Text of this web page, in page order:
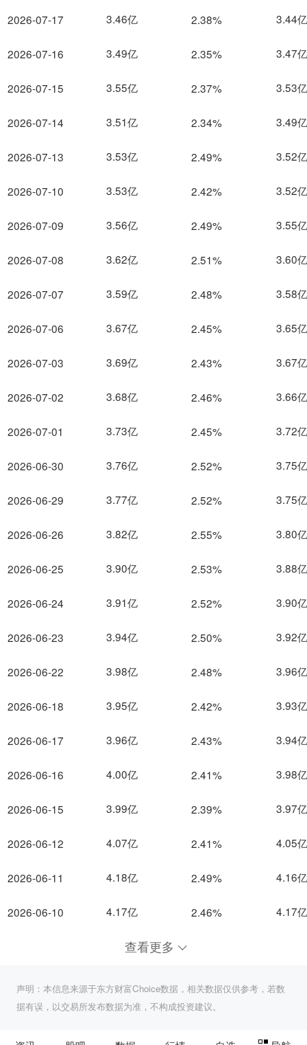
2026-07-17
2026-07-16
2026-07-15
2026-07-14
2026-07-13
2026-07-10
2026-07-09
2026-07-08
2026-07-07
2026-07-06
2026-07-03
2026-07-02
2026-07-01
2026-06-30
2026-06-29
2026-06-26
2026-06-25
2026-06-24
2026-06-23
2026-06-22
2026-06-18
2026-06-17
2026-06-16
2026-06-15
2026-06-12
2026-06-11
2026-06-10
3.46亿 2.38% 3.44亿
3.49亿 2.35% 3.47亿
3.55亿 2.37% 3.53亿
3.51亿 2.34% 3.49亿
3.53亿 2.49% 3.52亿
3.53亿 2.42% 3.52亿
3.56亿 2.49% 3.55亿
3.62亿 2.51% 3.60亿
3.59亿 2.48% 3.58亿
3.67亿 2.45% 3.65亿
3.69亿 2.43% 3.67亿
3.68亿 2.46% 3.66亿
3.73亿 2.45% 3.72亿
3.76亿 2.52% 3.75亿
3.77亿 2.52% 3.75亿
3.82亿 2.55% 3.80亿
3.90亿 2.53% 3.88亿
3.91亿 2.52% 3.90亿
3.94亿 2.50% 3.92亿
3.98亿 2.48% 3.96亿
3.95亿 2.42% 3.93亿
3.96亿 2.43% 3.94亿
4.00亿 2.41% 3.98亿
3.99亿 2.39% 3.97亿
4.07亿 2.41% 4.05亿
4.18亿 2.49% 4.16亿
4.17亿 2.46% 4.17亿
查看更多
声明：本信息来源于东方财富Choice数据，相关数据仅供参考，若数
据有误，以交易所发布数据为准，不构成投资建议。